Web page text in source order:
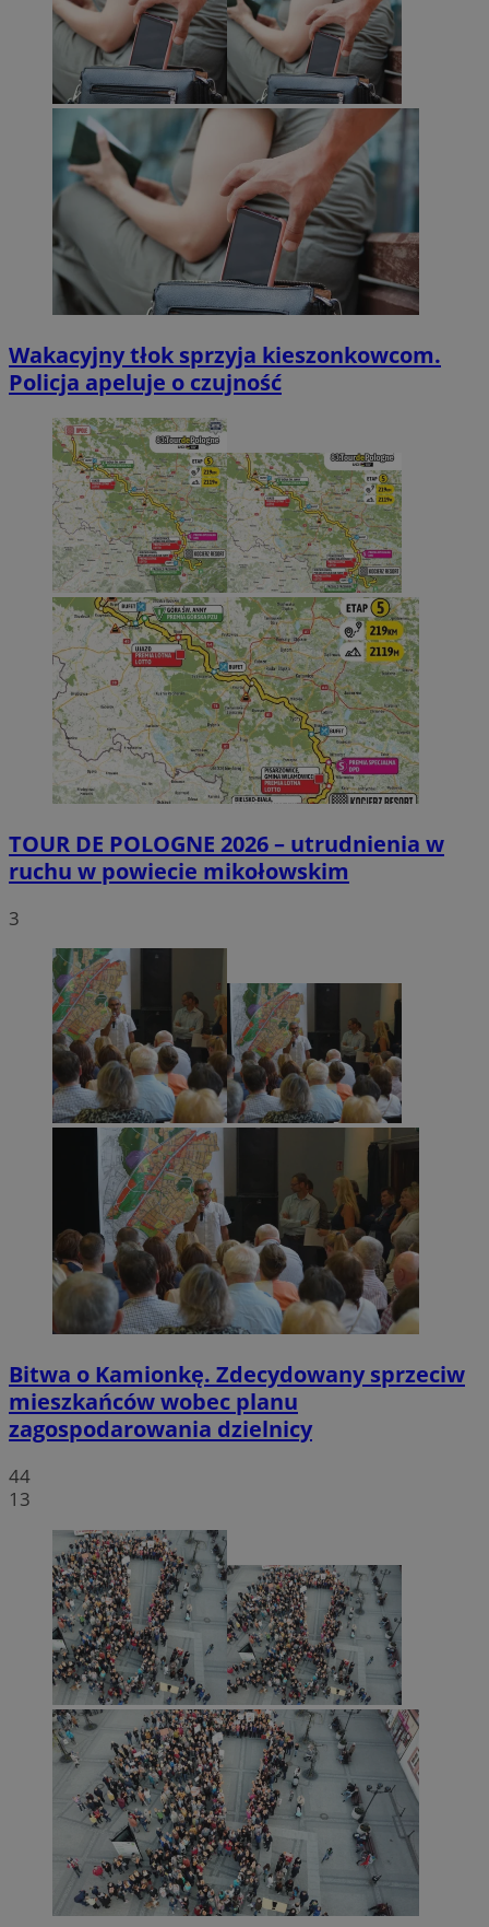
Wakacyjny tłok sprzyja kieszonkowcom.
Policja apeluje o czujność
TOUR DE POLOGNE 2026 – utrudnienia w
ruchu w powiecie mikołowskim
3
Bitwa o Kamionkę. Zdecydowany sprzeciw
mieszkańców wobec planu
zagospodarowania dzielnicy
44
13